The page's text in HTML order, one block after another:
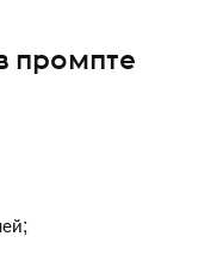
промпте